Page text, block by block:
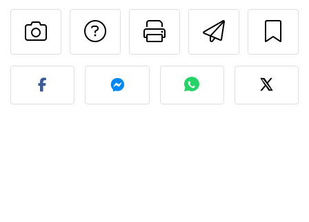
Imprimir
Preguntar al autor
Publicar la foto de esta